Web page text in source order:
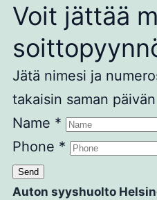
Voit jättää
Jätä nimesi ja
takaisin saman
Name *
Phone *
Send
Auton syyshuolto